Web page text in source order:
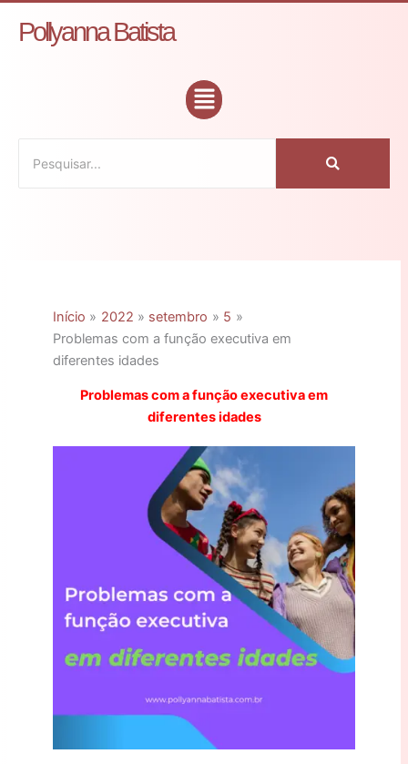
paraPollyanna Batista
Flyout
Menu
Início 2022 setembro
5
Problemas com a função executiva em
diferentes idades
Problemas com a função executiva em
diferentes idades
a